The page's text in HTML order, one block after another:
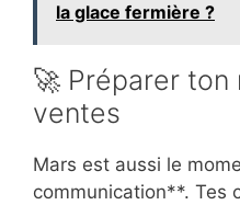
la glace fermière ?
🚀 Préparer
ventes
Mars est aussi le
communication**. Tes